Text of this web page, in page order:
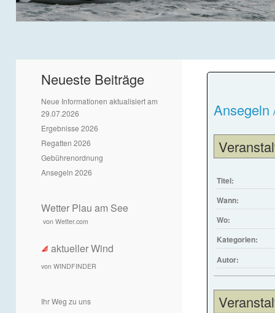
Neueste Beiträge
Neue Informationen aktualisiert am
29.07.2026
Ergebnisse 2026
Regatten 2026
Gebührenordnung
Ansegeln 2026
Wetter Plau am See
von Wetter.com
aktueller Wind
von WINDFINDER
Ihr Weg zu uns
Ansegeln
Titel:
Wann:
Wo:
Kategorien:
Autor: